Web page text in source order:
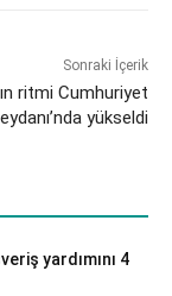
Sonraki İçerik
ritmi Cumhuriyet
yükseldi
yardımını 4